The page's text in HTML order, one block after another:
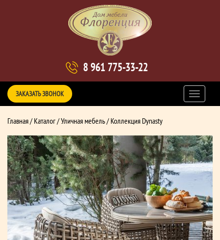
8 961 775-33-22
ЗАКАЗАТЬ ЗВОНОК
Главная/ Каталог/Уличная мебель/ Коллекция Dynasty